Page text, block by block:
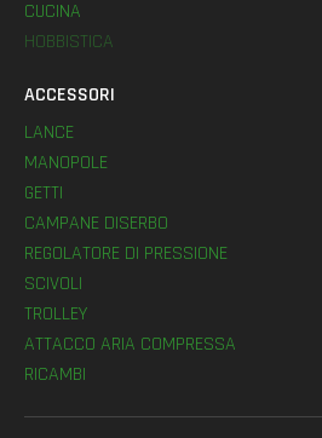
CUCINA
HOBBISTICA
ACCESSORI
LANCE
MANOPOLE
GETTI
CAMPANE DISERBO
REGOLATORE DI PRESSIONE
SCIVOLI
TROLLEY
ATTACCO ARIA COMPRESSA
RICAMBI